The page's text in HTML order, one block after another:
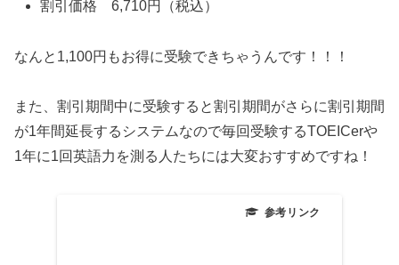
割引価格 6,710円（税込）
なんと1,100円もお得に受験できちゃうんです！！！
また、割引期間中に受験すると割引期間がさらに割引期間
が1年間延長するシステムなので毎回受験するTOEICerや
1年に1回英語力を測る人たちには大変おすすめですね！